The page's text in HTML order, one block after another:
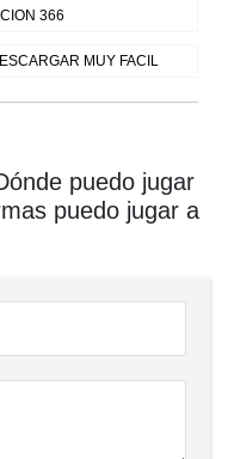
366
MUY FACIL
puedo jugar
puedo jugar a